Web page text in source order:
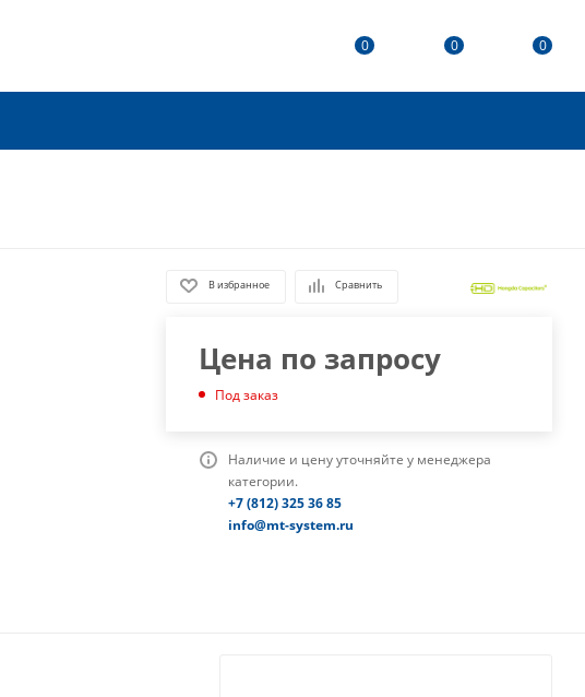
0 0 0
В избранное Сравнить
Цена по запросу
Под заказ
Наличие и цену уточняйте у менеджера
категории.
+7 (812) 325 36 85
info@mt-system.ru